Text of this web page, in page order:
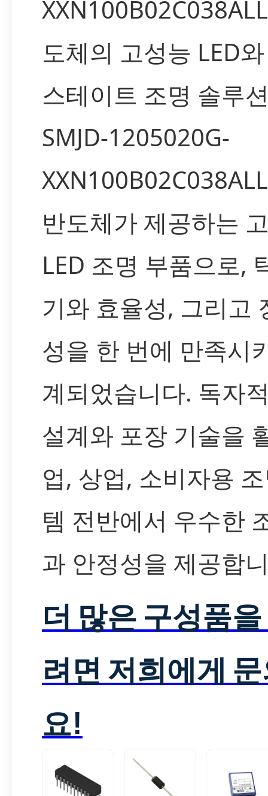
도체의 고성능 LED
스테이트 조명 솔루
SMJD-1205020G-
반도체가 제공하는
LED 조명 부품으로,
기와 효율성, 그리고
성을 한 번에 만족시
계되었습니다. 독자
설계와 포장 기술을
업, 상업, 소비자용
템 전반에서 우수한
과 안정성을 제공합
더 많은 구성품
려면 저희에게
요!